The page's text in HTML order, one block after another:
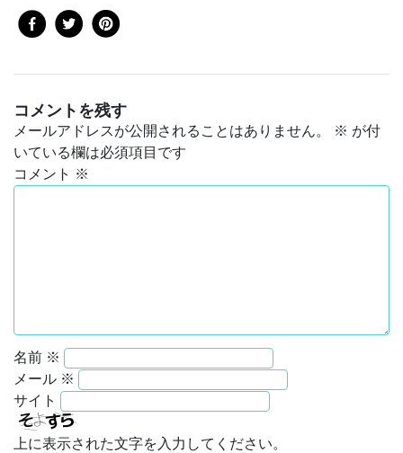
コメントを残す
メールアドレスが公開されることはありません。 ※ が付
いている欄は必須項目です
コメント ※
名前 ※
メール ※
サイト
上に表示された文字を入力してください。